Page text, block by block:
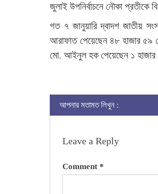
জুলাই উপনির্বাচনে নৌকা প্রতীকে
গত ৭ জানুয়ারি দ্বাদশ জাতীয়
আরাফাত পেয়েছেন ৪৮ হাজার ৫৯
মো. আইনুল হক পেয়েছেন ১
আপনার মতামত লিখুন :
Leave a Reply
Comment *